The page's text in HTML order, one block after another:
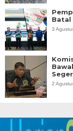
Batal
3
2